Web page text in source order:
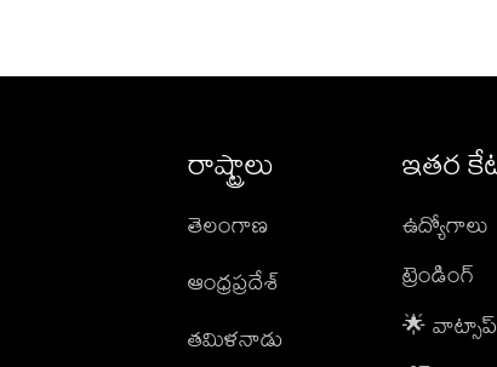
రాష్ట్రాలు
తెలంగాణ
ఆంధ్రప్రదేశ్
తమిళనాడు
ఇతర
ఉద్యోగాలు
ట్రెండింగ్
🌟 వాట్సాప్